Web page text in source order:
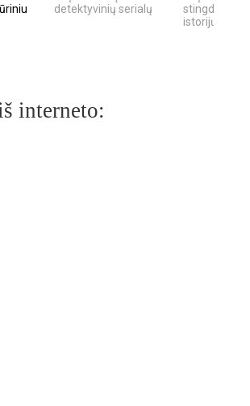
detektyvinių serialų
stingdančių
istorijų
interneto: